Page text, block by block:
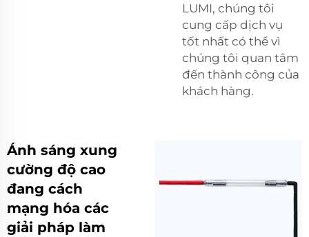
LUMI, chúng tôi
cung cấp dịch vụ
tốt nhất có thể vì
chúng tôi quan tâm
đến thành công của
khách hàng.
Ánh sáng xung
cường độ cao
đang cách
mạng hóa các
giải pháp làm